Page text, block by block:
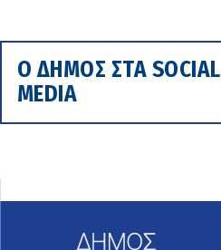
Ο ΔΗΜΟΣ ΣΤΑ SOCIAL
MEDIA